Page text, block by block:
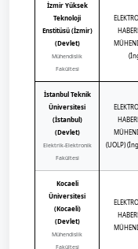
İzmir Yüksek
Teknoloji
Enstitüsü (İzmir)
(Devlet)
Mühendislik
Fakültesi
İstanbul Teknik
Üniversitesi
(İstanbul)
(Devlet)
Elektrik-Elektronik
Fakültesi
(UOLP)
Kocaeli
Üniversitesi
(Kocaeli)
(Devlet)
Mühendislik
Fakültesi